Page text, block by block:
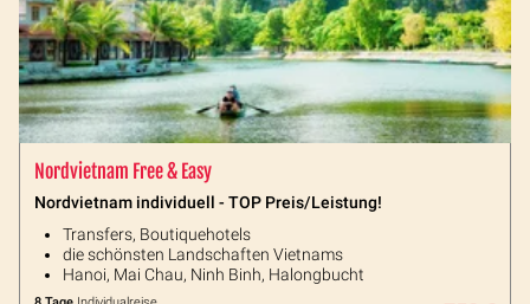
Nordvietnam Free & Easy
Nordvietnam individuell - TOP Preis/Leistung!
Transfers, Boutiquehotels
die schönsten Landschaften Vietnams
Hanoi, Mai Chau, Ninh Binh, Halongbucht